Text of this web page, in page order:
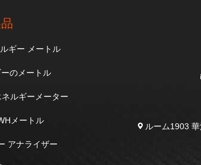
ギー メートル
のメートル
ルギーメーター
メートル
アナライザー
ルーム1903